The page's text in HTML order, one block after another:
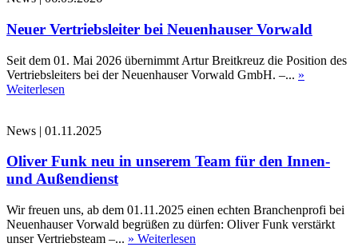
Neuer Vertriebsleiter bei Neuenhauser Vorwald
Seit dem 01. Mai 2026 übernimmt Artur Breitkreuz die Position des
Vertriebsleiters bei der Neuenhauser Vorwald GmbH. –... »
Weiterlesen
News | 01.11.2025
Oliver Funk neu in unserem Team für den Innen-
und Außendienst
Wir freuen uns, ab dem 01.11.2025 einen echten Branchenprofi bei
Neuenhauser Vorwald begrüßen zu dürfen: Oliver Funk verstärkt
unser Vertriebsteam –... » Weiterlesen